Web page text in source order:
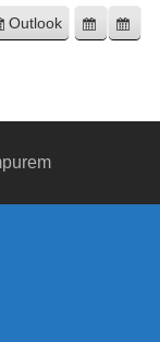
Eintragen
Outlook
Google-